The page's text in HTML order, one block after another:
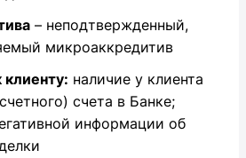
– неподтвержденный,
микроаккредитив
клиенту: наличие у клиента
счета в Банке;
информации об